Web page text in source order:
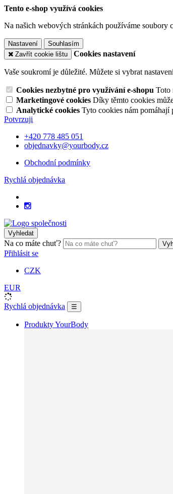
Tento e-shop využívá cookies
Na našich webových stránkách používáme soubory
Nastavení
Souhlasím
Zavřít cookie lištu
Cookies nastavení
Vaše soukromí je důležité. Můžete si vybrat
Cookies nezbytné pro využívání e-shopu Toto
Marketingové cookies Díky těmto cookies
Analytické cookies Tyto cookies nám pomáhají
Potvrzuji
+420 778 485 051
objednavky@yourbody.cz
Obchodní podmínky
Rychlá objednávka
Vyhledat
Na co máte chuť?
Přihlásit se
CZK
EUR
Rychlá objednávka ☰
Produkty YourBody